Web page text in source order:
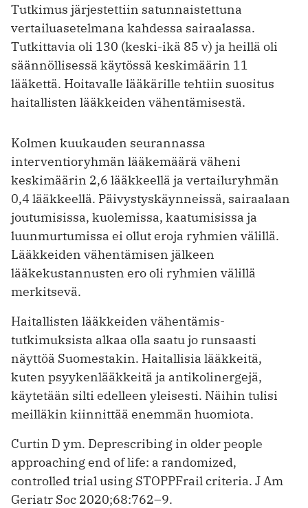
Tutkimus järjestettiin satunnaistettuna
vertailuasetelmana kahdessa sairaalassa.
Tutkittavia oli 130 (keski-ikä 85 v) ja heillä oli
säännöllisessä käytössä keskimäärin 11
lääkettä. Hoitavalle lääkärille tehtiin suositus
haitallisten lääkkeiden vähentämisestä.
Kolmen kuukauden seurannassa
interventioryhmän lääkemäärä väheni
keskimäärin 2,6 lääkkeellä ja vertailu­ryhmän
0,4 lääkkeellä. Päivystyskäynneissä, sairaalaan
joutumisissa, kuolemissa, kaatumisissa ja
luunmurtumissa ei ollut eroja ryhmien välillä.
Lääkkeiden vähentämisen jälkeen
lääkekustannusten ero oli ryhmien välillä
merkitsevä.
Haitallisten lääkkeiden vähentämis­
tutkimuksista alkaa olla saatu jo runsaasti
näyttöä Suomestakin. Haitallisia lääkkeitä,
kuten psyykenlääkkeitä ja antikolinergejä,
käytetään silti edelleen yleisesti. Näihin tulisi
meilläkin kiinnittää enemmän huomiota.
Curtin D ym. Deprescribing in older people
approaching end of life: a randomized,
controlled trial using STOPPFrail criteria. J Am
Geriatr Soc 2020;68:762–9.